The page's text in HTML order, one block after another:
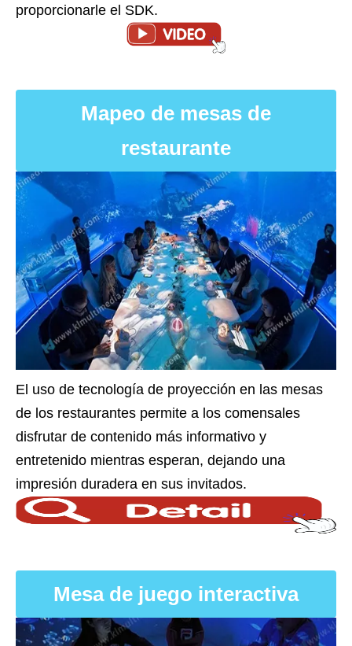
proporcionarle el SDK.
Mapeo de mesas de
restaurante
El uso de tecnología de proyección en las mesas
de los restaurantes permite a los comensales
disfrutar de contenido más informativo y
entretenido mientras esperan, dejando una
impresión duradera en sus invitados.
Mesa de juego interactiva